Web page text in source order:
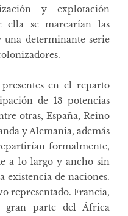
y explotación
ella se marcarían las
determinante serie
en el reparto
de 13 potencias
otras, España, Reino
y Alemania, además
formalmente,
a lo largo y ancho sin
existencia de naciones.
representado. Francia,
parte del África